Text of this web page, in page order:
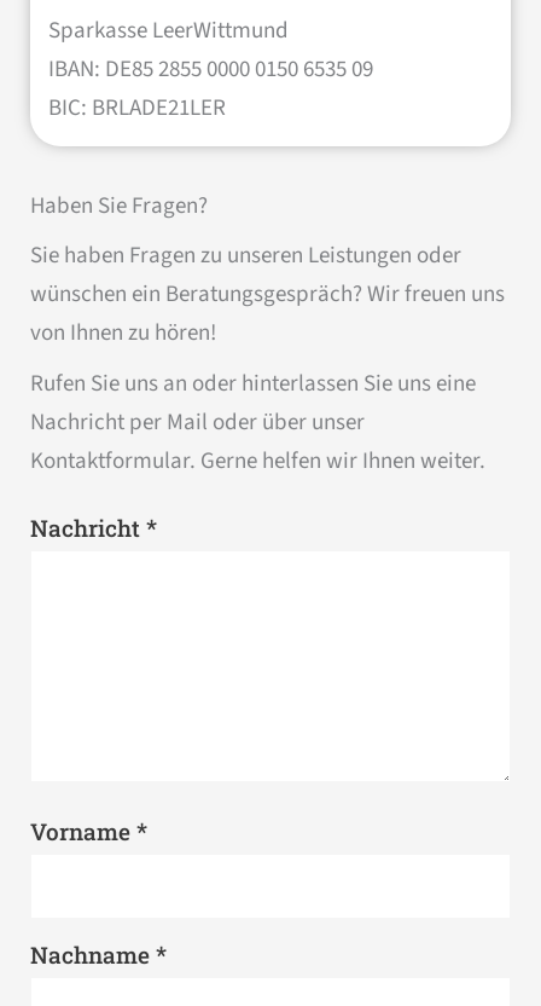
Sparkasse LeerWittmund
IBAN: DE85 2855 0000 0150 6535 09
BIC: BRLADE21LER
Haben Sie Fragen?
Sie haben Fragen zu unseren Leistungen oder
wünschen ein Beratungsgespräch? Wir freuen uns
von Ihnen zu hören!
Rufen Sie uns an oder hinterlassen Sie uns eine
Nachricht per Mail oder über unser
Kontaktformular. Gerne helfen wir Ihnen weiter.
Nachricht *
Vorname *
Nachname *